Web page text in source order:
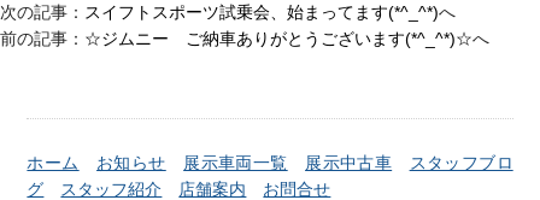
次の記事： スイフトスポーツ試乗会、始まってます(*^_^*)へ
前の記事： ☆ジムニー ご納車ありがとうございます(*^_^*)☆へ
ホーム お知らせ 展示車両一覧 展示中古車
スタッフブロ
グ
スタッフ紹介 店舗案内 お問合せ